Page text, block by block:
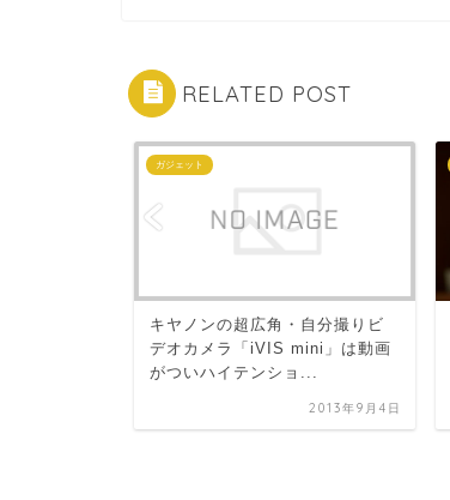
RELATED POST
ガジェット
キヤノンの超広角・自分撮りビ
デオカメラ「iVIS mini」は動画
がついハイテンショ...
2013年9月4日